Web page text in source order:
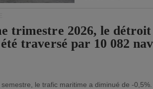
trimestre 2026, le
traversé par 10 082
le trafic maritime a diminué de -0,5%.